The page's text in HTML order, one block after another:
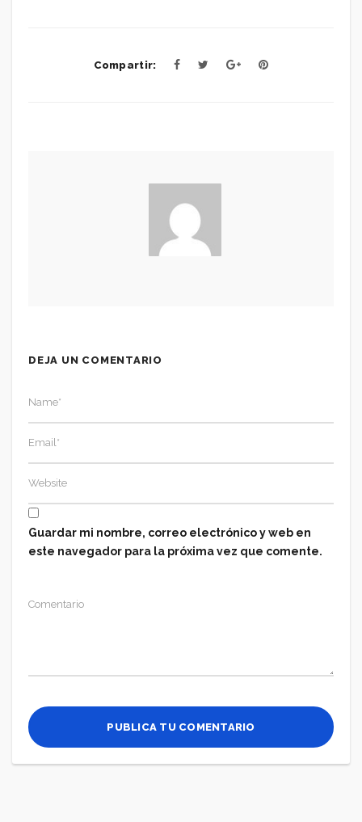
Compartir:
DEJA UN COMENTARIO
Guardar mi nombre, correo electrónico y web en
este navegador para la próxima vez que comente.